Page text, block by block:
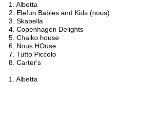
1. Albetta
2. Elefun Babies and Kids (nous)
3. Skabella
4. Copenhagen Delights
5. Chaiko house
6. Nous HOuse
7. Tutto Piccolo
8. Carter's
1. Albetta